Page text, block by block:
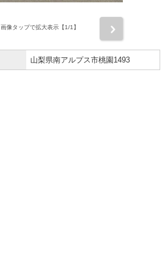
画像タップで拡大表示【1/1】
山梨県南アルプス市桃園1493